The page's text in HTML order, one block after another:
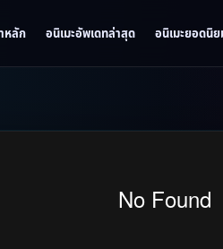
หลัก อนิเมะอัพเดทล่าสุด อนิเมะยอดนิย